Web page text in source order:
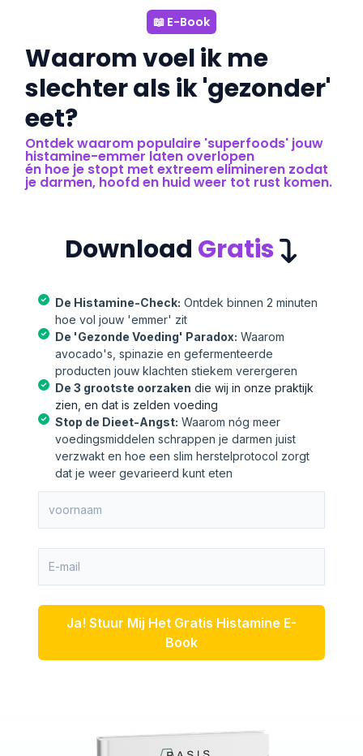
📖 E-Book
Waarom voel ik me
slechter als ik 'gezonder'
eet?
Ontdek waarom populaire 'superfoods' jouw
histamine-emmer laten overlopen
én hoe je stopt met extreem elimineren zodat
je darmen, hoofd en huid weer tot rust komen.
Download Gratis
De Histamine-Check: Ontdek binnen 2 minuten
hoe vol jouw 'emmer' zit
De 'Gezonde Voeding' Paradox: Waarom
avocado's, spinazie en gefermenteerde
producten jouw klachten stiekem verergeren
De 3 grootste oorzaken die wij in onze praktijk
zien, en dat is zelden voeding
Stop de Dieet-Angst: Waarom nóg meer
voedingsmiddelen schrappen je darmen juist
verzwakt en hoe een slim herstelprotocol zorgt
dat je weer gevarieerd kunt eten
Ja! Stuur Mij Het Gratis Histamine E-
Book